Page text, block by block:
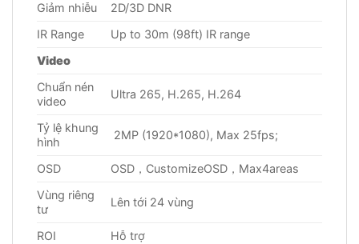
Giảm nhiễu
2D/3D DNR
IR Range
Up to 30m (98ft) IR range
Video
Chuẩn nén
video
Ultra 265, H.265, H.264
Tỷ lệ khung
hình
2MP (1920*1080), Max 25fps;
OSD
OSD，CustomizeOSD，Max4areas
Vùng riêng
tư
Lên tới 24 vùng
ROI
Hỗ trợ